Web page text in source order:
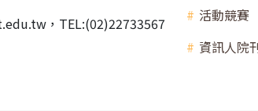
，TEL:(02)22733567
活動競賽
資訊人院